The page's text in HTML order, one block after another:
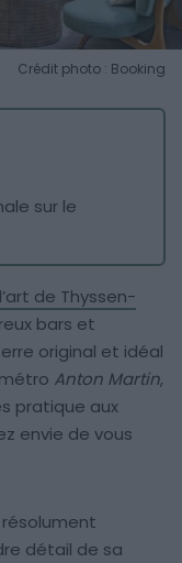
Crédit photo : Booking
sur le
de Thyssen-
bars et
original et idéal
Anton Martin,
pratique aux
envie de vous
détail de sa